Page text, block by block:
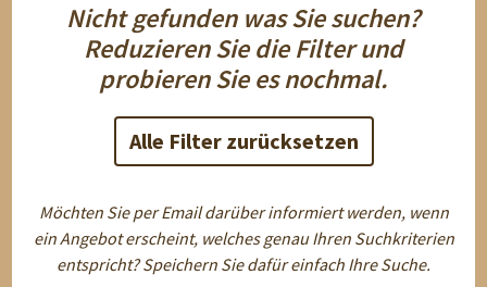
Nicht gefunden was Sie suchen?
Reduzieren Sie die Filter und
probieren Sie es nochmal.
Alle Filter zurücksetzen
Möchten Sie per Email darüber informiert werden, wenn
ein Angebot erscheint, welches genau Ihren Suchkriterien
entspricht? Speichern Sie dafür einfach Ihre Suche.